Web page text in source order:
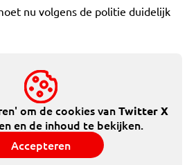
nu volgens de politie duidelijk
om de cookies vanTwitter X
en de inhoud te bekijken.
Accepteren